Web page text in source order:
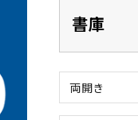
書庫
両開き